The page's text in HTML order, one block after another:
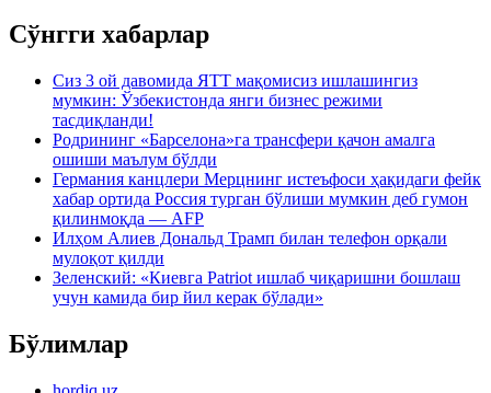
Сўнгги хабарлар
Сиз 3 ой давомида ЯТТ мақомисиз ишлашингиз
мумкин: Ўзбекистонда янги бизнес режими
тасдиқланди!
Родрининг «Барселона»га трансфери қачон амалга
ошиши маълум бўлди
Германия канцлери Мерцнинг истеъфоси ҳақидаги фейк
хабар ортида Россия турган бўлиши мумкин деб гумон
қилинмоқда — AFP
Илҳом Алиев Дональд Трамп билан телефон орқали
мулоқот қилди
Зеленский: «Киевга Patriot ишлаб чиқаришни бошлаш
учун камида бир йил керак бўлади»
Бўлимлар